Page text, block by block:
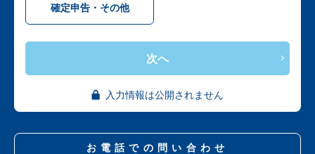
確定申告・その他
次へ
入力情報は公開されません
お電話での問い合わせ